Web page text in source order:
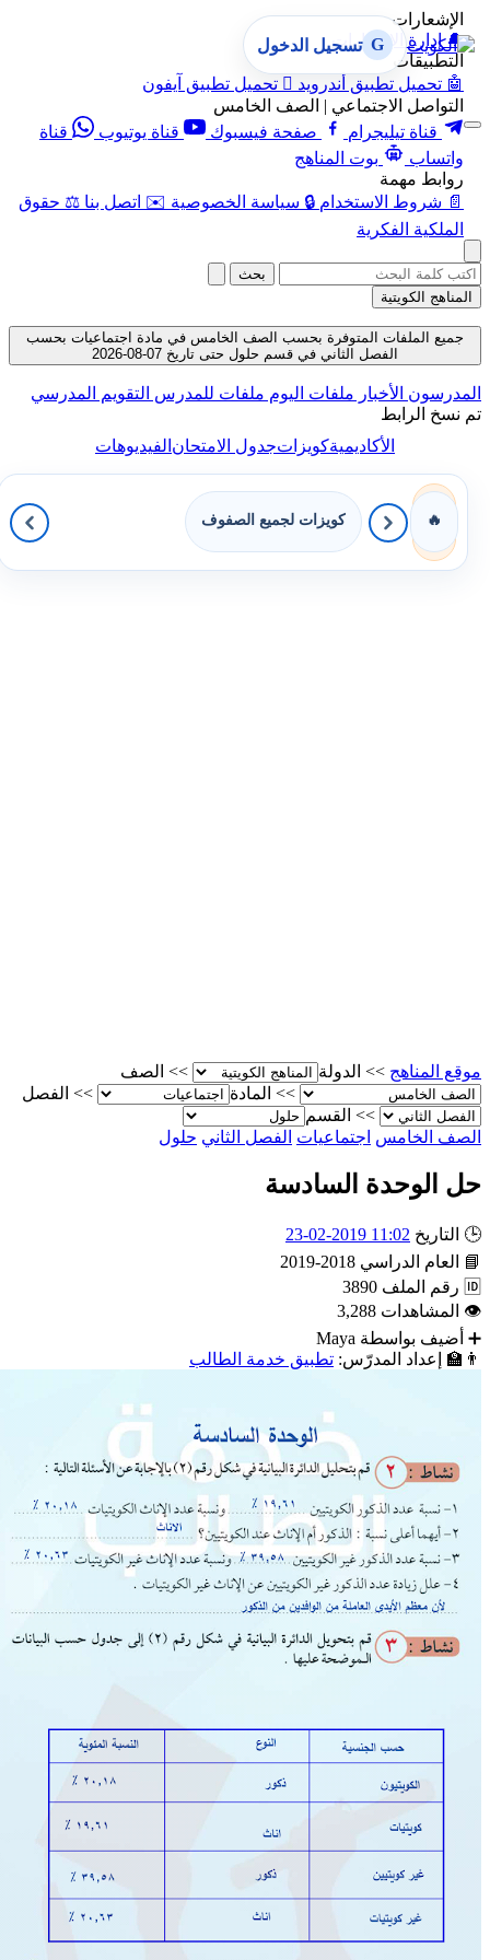
الإشعارات
🔔 إدارة الإشعارات
التطبيقات
تحميل تطبيق أندرويد  تحميل تطبيق آيفون
التواصل الاجتماعي | الصف الخامس
قناة تيليجرام
صفحة فيسبوك قناة يوتيوب
قناة
واتساب
بوت المناهج
روابط مهمة
شروط الاستخدام 🔒 سياسة الخصوصية ✉️ اتصل بنا ⚖️ حقوق
الملكية الفكرية
G تسجيل الدخول
بحث
المناهج الكويتية
جميع الملفات المتوفرة بحسب الصف الخامس في مادة اجتماعيات بحسب
الفصل الثاني في قسم حلول حتى تاريخ 07-08-2026
الأخبارملفات اليومملفات للمدرسالتقويم المدرسي
نسخ الرابط
الأكاديميةكويزاتجدول الامتحانالفيديوهات
كويزات لجميع الصفوف
المناهج >> الدولة >> الصف
>> المادة >> الفصل
>> القسم
الخامس اجتماعيات الفصل الثاني حلول
الوحدة السادسة
التاريخ 11:02 2019-02-23
العام الدراسي 2018-2019
رقم الملف 3890
المشاهدات 3,288
أضيف بواسطة Maya
إعداد المدرّس: تطبيق خدمة الطالب